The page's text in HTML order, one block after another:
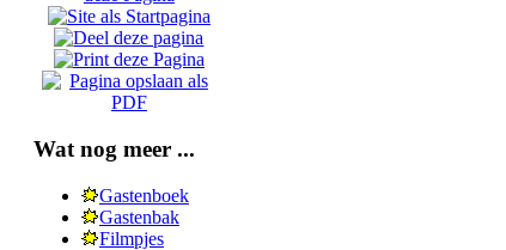
Wat nog meer ...
Gastenboek
Gastenbak
Filmpjes